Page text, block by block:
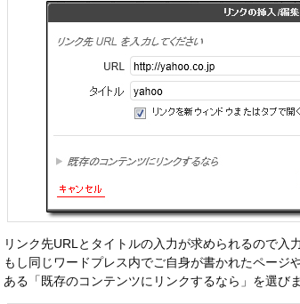
リンク先URLとタイトルの入力が求められるので入
もし同じワードプレス内でご自身が書かれたページ
ある「既存のコンテンツにリンクするなら」を選びま